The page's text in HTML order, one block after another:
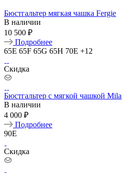
Бюстгальтер мягкая чашка Fergie
В наличии
10 500 ₽
Подробнее
65E 65F 65G 65H 70E +12
Скидка
Бюстгальтер с мягкой чашкой Mila
В наличии
4 000 ₽
Подробнее
90E
Скидка